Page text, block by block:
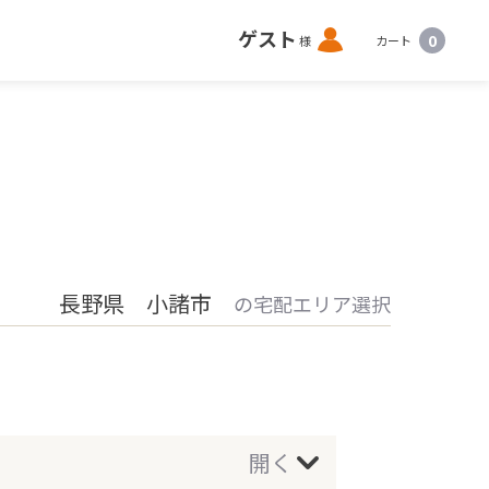
ゲスト 様 ロ
グ
カート 0
長野県 小諸市 の宅配エリア選択
開く